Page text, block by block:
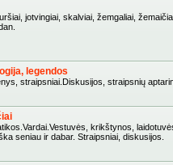
jotvingiai, skalviai, žemgaliai,
legendos
straipsniai.Diskusijos, straipsnių
krikštynos,
seniau ir dabar. Straipsniai, diskusijos.